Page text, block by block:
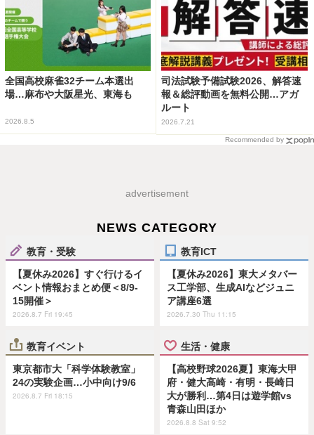
全国高校麻雀32チーム本選出
場…麻布や大阪星光、東海も
2026.8.5
司法試験予備試験2026、解答速
報＆総評動画を無料公開…アガ
ルート
2026.7.21
Recommended by
advertisement
NEWS CATEGORY
教育・受験
【夏休み2026】すぐ行けるイ
ベント情報おまとめ便＜8/9-
15開催＞
2026.8.7 Fri 19:45
教育ICT
【夏休み2026】東大メタバー
ス工学部、生成AIなどジュニ
ア講座6選
2026.7.30 Thu 11:15
教育イベント
東京都市大「科学体験教室」
24の実験企画…小中向け9/6
2026.8.7 Fri 18:15
生活・健康
【高校野球2026夏】東海大甲
府・健大高崎・有明・長崎日
大が勝利…第4日は遊学館vs
青森山田ほか
2026.8.8 Sat 9:52